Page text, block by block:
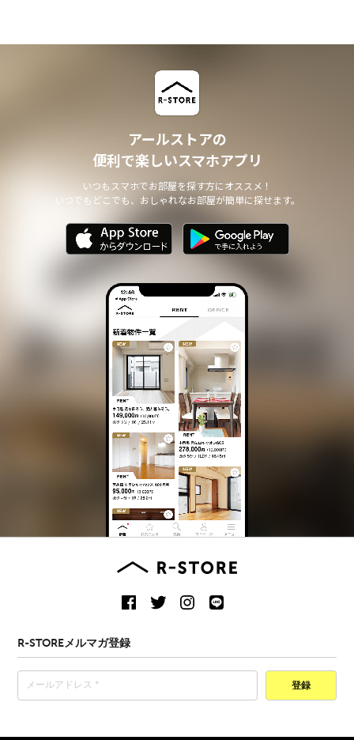
アールストアの
便利で楽しいスマホアプリ
いつもスマホでお部屋を探す方にオススメ！
いつでもどこでも、おしゃれなお部屋が簡単に探せます。
R-STOREメルマガ登録
登録